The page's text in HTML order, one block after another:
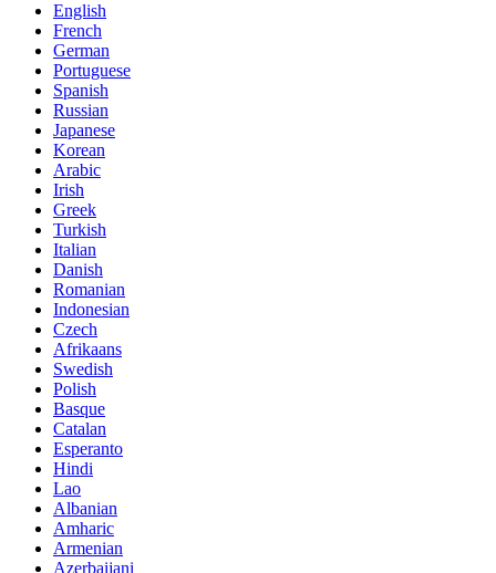
English
French
German
Portuguese
Spanish
Russian
Japanese
Korean
Arabic
Irish
Greek
Turkish
Italian
Danish
Romanian
Indonesian
Czech
Afrikaans
Swedish
Polish
Basque
Catalan
Esperanto
Hindi
Lao
Albanian
Amharic
Armenian
Azerbaijani